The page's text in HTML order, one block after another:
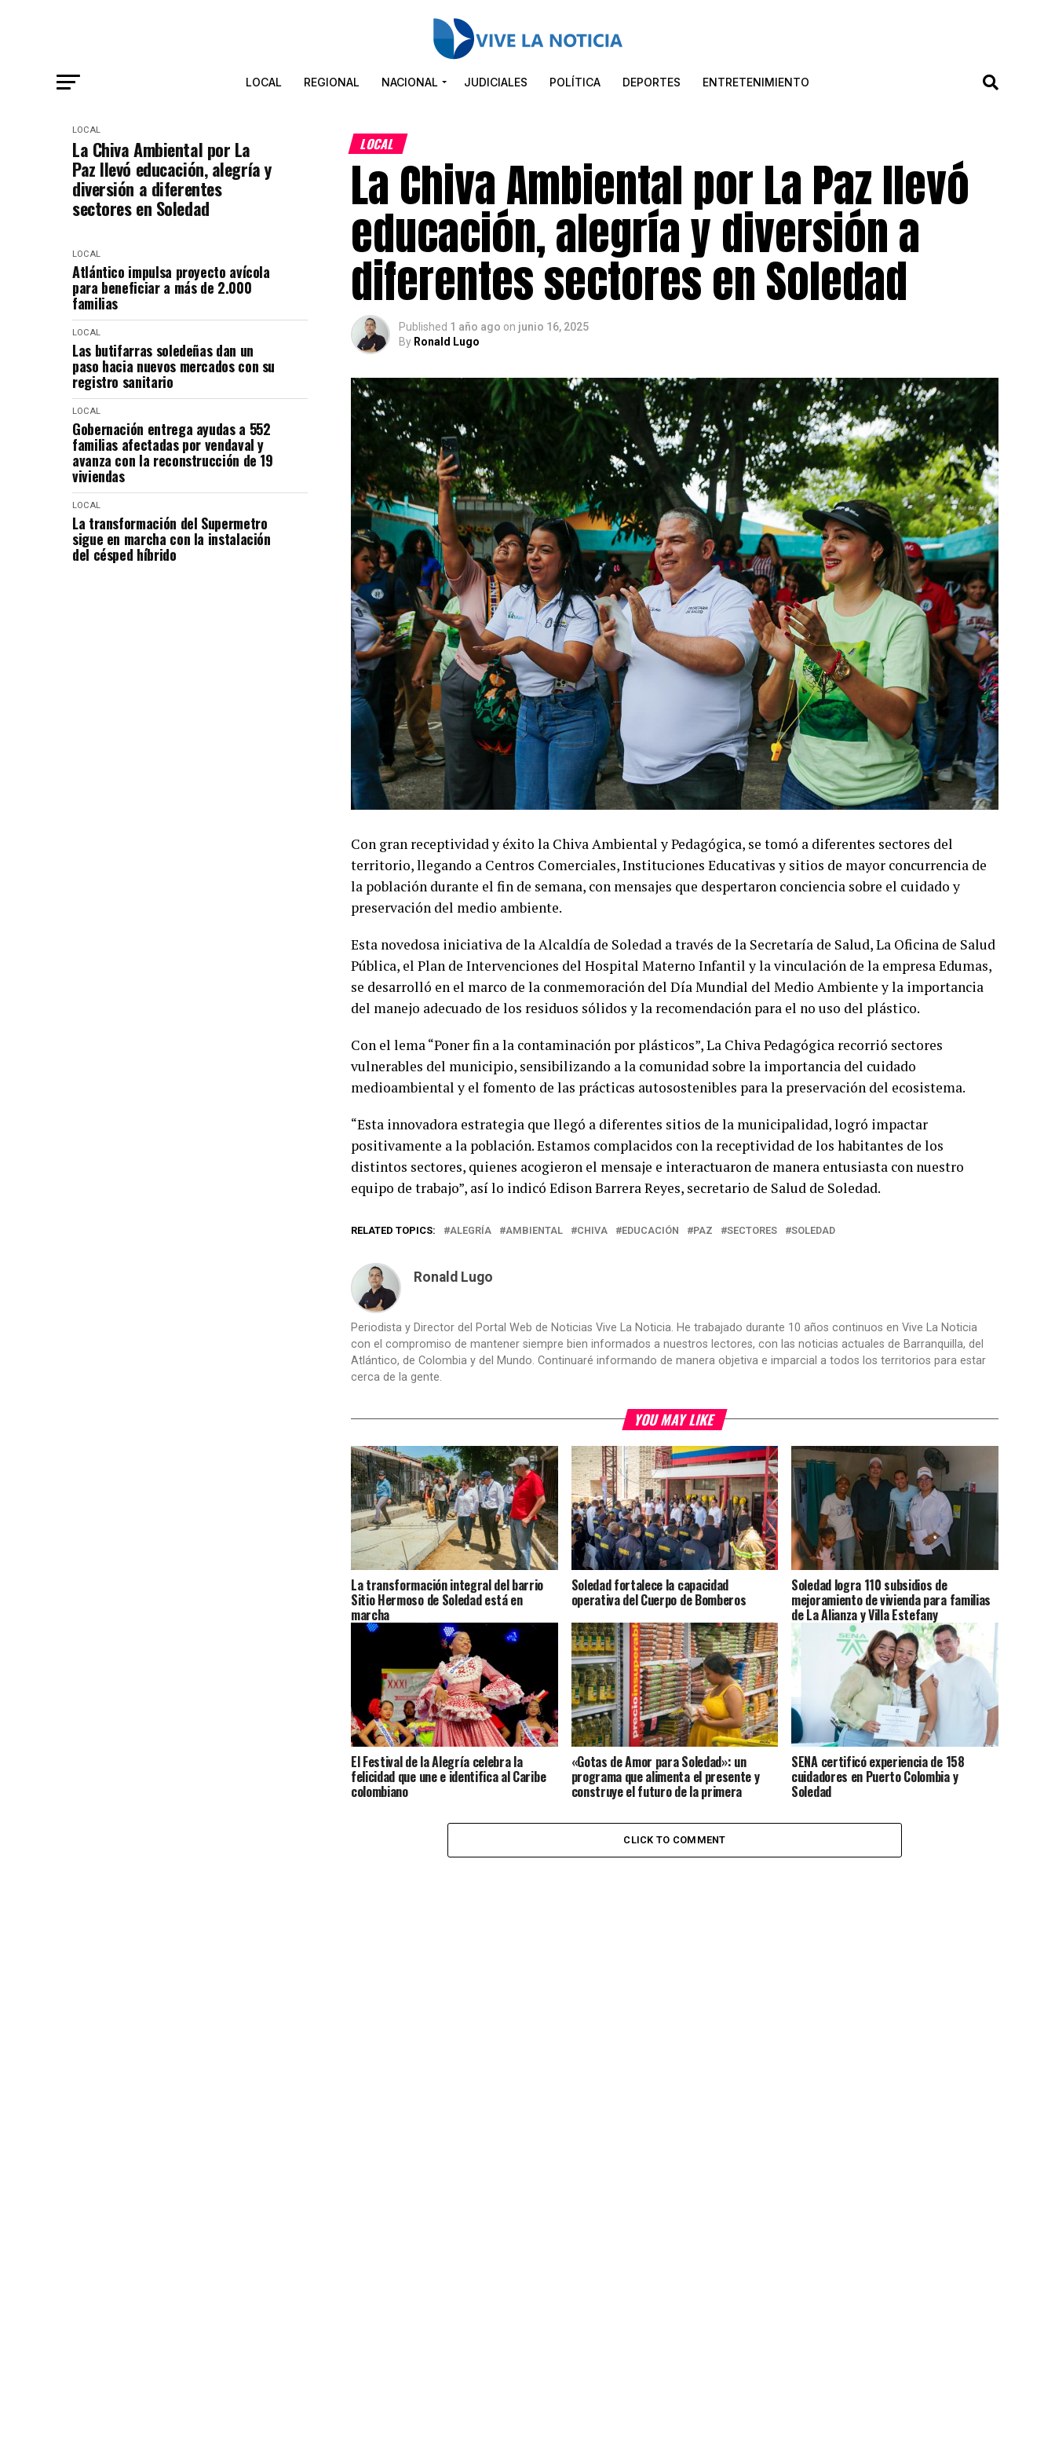
LOCAL REGIONAL NACIONAL JUDICIALES POLÍTICA DEPORTES ENTRETENIMIENTO
LOCAL
La Chiva Ambiental por La
Paz llevó educación, alegría y
diversión a diferentes
sectores en Soledad
LOCAL
Atlántico impulsa proyecto avícola
para beneficiar a más de 2.000
familias
LOCAL
Las butifarras soledeñas dan un
paso hacia nuevos mercados con su
registro sanitario
LOCAL
Gobernación entrega ayudas a 552
familias afectadas por vendaval y
avanza con la reconstrucción de 19
viviendas
LOCAL
La transformación del Supermetro
sigue en marcha con la instalación
del césped híbrido
LOCAL
La Chiva Ambiental por La Paz llevó
educación, alegría y diversión a
diferentes sectores en Soledad
Published 1 año ago on junio 16, 2025
By Ronald Lugo
Con gran receptividad y éxito la Chiva Ambiental y Pedagógica, se tomó a diferentes sectores del
territorio, llegando a Centros Comerciales, Instituciones Educativas y sitios de mayor concurrencia de
la población durante el fin de semana, con mensajes que despertaron conciencia sobre el cuidado y
preservación del medio ambiente.
Esta novedosa iniciativa de la Alcaldía de Soledad a través de la Secretaría de Salud, La Oficina de Salud
Pública, el Plan de Intervenciones del Hospital Materno Infantil y la vinculación de la empresa Edumas,
se desarrolló en el marco de la conmemoración del Día Mundial del Medio Ambiente y la importancia
del manejo adecuado de los residuos sólidos y la recomendación para el no uso del plástico.
Con el lema “Poner fin a la contaminación por plásticos”, La Chiva Pedagógica recorrió sectores
vulnerables del municipio, sensibilizando a la comunidad sobre la importancia del cuidado
medioambiental y el fomento de las prácticas autosostenibles para la preservación del ecosistema.
“Esta innovadora estrategia que llegó a diferentes sitios de la municipalidad, logró impactar
positivamente a la población. Estamos complacidos con la receptividad de los habitantes de los
distintos sectores, quienes acogieron el mensaje e interactuaron de manera entusiasta con nuestro
equipo de trabajo”, así lo indicó Edison Barrera Reyes, secretario de Salud de Soledad.
RELATED TOPICS: ALEGRÍA AMBIENTAL CHIVA EDUCACIÓN PAZ SECTORES SOLEDAD
Ronald Lugo
Periodista y Director del Portal Web de Noticias Vive La Noticia. He trabajado durante 10 años continuos en Vive La Noticia
con el compromiso de mantener siempre bien informados a nuestros lectores, con las noticias actuales de Barranquilla, del
Atlántico, de Colombia y del Mundo. Continuaré informando de manera objetiva e imparcial a todos los territorios para estar
cerca de la gente.
YOU MAY LIKE
La transformación integral del barrio
Sitio Hermoso de Soledad está en
marcha
Soledad fortalece la capacidad
operativa del Cuerpo de Bomberos
Soledad logra 110 subsidios de
mejoramiento de vivienda para familias
de La Alianza y Villa Estefany
El Festival de la Alegría celebra la
felicidad que une e identifica al Caribe
colombiano
«Gotas de Amor para Soledad»: un
programa que alimenta el presente y
construye el futuro de la primera
SENA certificó experiencia de 158
cuidadores en Puerto Colombia y
Soledad
CLICK TO COMMENT